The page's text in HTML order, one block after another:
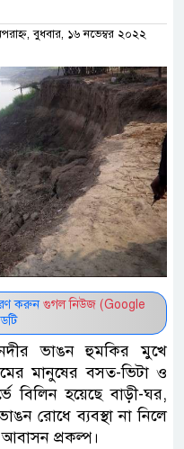
বুধবার, ১৬ নভেম্বর ২০২২
করুন গুগল নিউজ (Google
ভাঙন হুমকির মুখে
মানুষের বসত-ভিটা ও
বিলিন হয়েছে বাড়ী-ঘর,
রোধে ব্যবস্থা না নিলে
আবাসন প্রকল্প।